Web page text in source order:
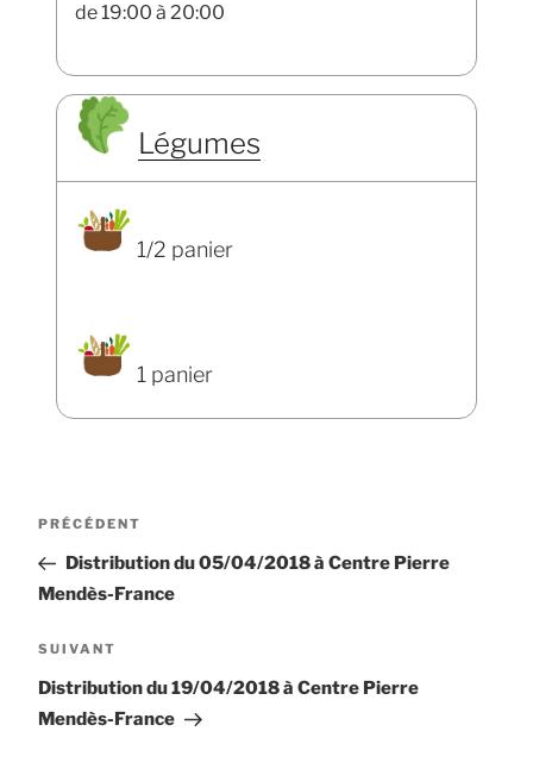
de 19:00 à 20:00
Légumes
1/2 panier
1 panier
Navigation
l’article
Article
précédent
PRÉCÉDENT
Distribution du 05/04/2018 à Centre Pierre
Mendès-France
Article
suivant
SUIVANT
Distribution du 19/04/2018 à Centre Pierre
Mendès-France